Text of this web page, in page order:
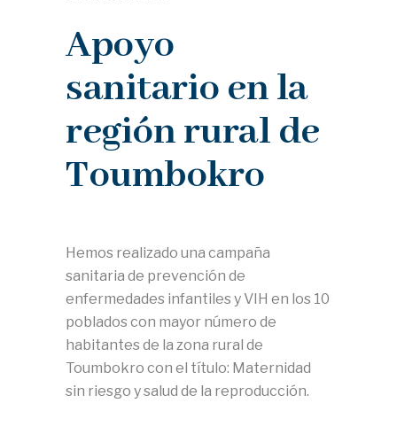
Apoyo
sanitario en la
región rural de
Toumbokro
Hemos realizado una campaña
sanitaria de prevención de
enfermedades infantiles y VIH en los 10
poblados con mayor número de
habitantes de la zona rural de
Toumbokro con el título: Maternidad
sin riesgo y salud de la reproducción.